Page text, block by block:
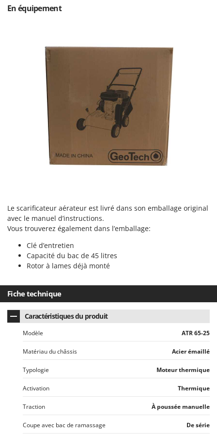
Stiga
TecnoGen
Tellarini Pompe
Telwin
Tineco
Titania
Tornado
Trotec
Troy-Bilt
Udor
Unger
V
Verdemax
Vesco
Volpi
Waldner
Weber
WIDU
Wiper EcoRobot
Wolf Garten
Wortex
En équipement
Le scarificateur aérateur est livré dans son emballage original
avec le manuel d’instructions.
Vous trouverez également dans l’emballage:
Clé d’entretien
Capacité du bac de 45 litres
Rotor à lames déjà monté
Fiche technique
Caractéristiques du produit
Modèle ATR 65-25
Matériau du châssis Acier émaillé
Typologie Moteur thermique
Activation Thermique
Traction À poussée manuelle
Coupe avec bac de ramassage De série